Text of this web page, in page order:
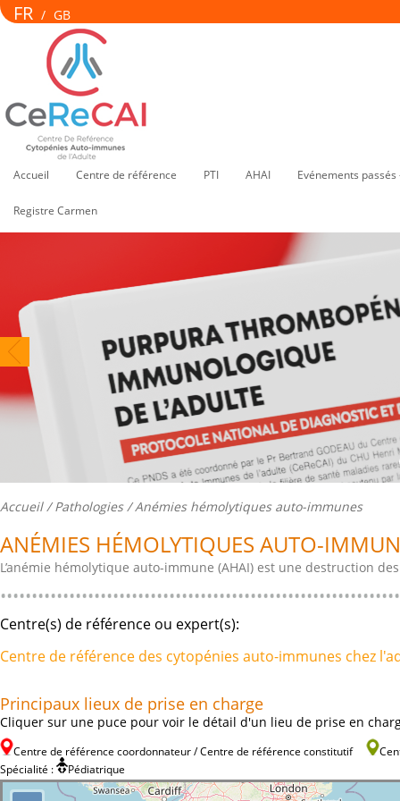
FR / GB
Accueil Centre de référence PTI AHAI Evénements
Registre Carmen
Accueil/Pathologies/ Anémies hémolytiques auto-immunes
ANÉMIES HÉMOLYTIQUES AUTO-
L’anémie hémolytique auto-immune (AHAI) est une destruction
Centre(s) de référence ou expert(s):
Centre de référence des cytopénies auto-immunes chez
Principaux lieux de prise en charge
Cliquer sur une puce pour voir le détail d'un lieu de prise en
Centre de référence coordonnateur / Centre de référence constitutif
Spécialité :
Pédiatrique